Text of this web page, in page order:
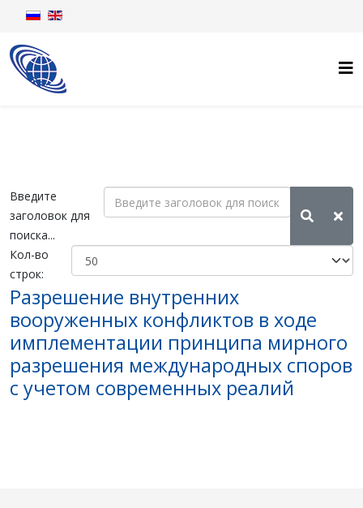
Введите
заголовок для
поиска...
Кол-во
строк:
Разрешение внутренних
вооруженных конфликтов в ходе
имплементации принципа мирного
разрешения международных споров
с учетом современных реалий